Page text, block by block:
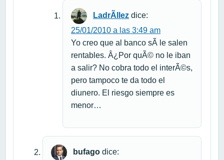
LadrÃ­llez dice:
25/01/2010 a las 3:49 am
Yo creo que al banco sÃ­ le salen
rentables. Â¿Por quÃ© no le iban
a salir? No cobra todo el interÃ©s,
pero tampoco te da todo el
diunero. El riesgo siempre es
menor…
bufago dice: